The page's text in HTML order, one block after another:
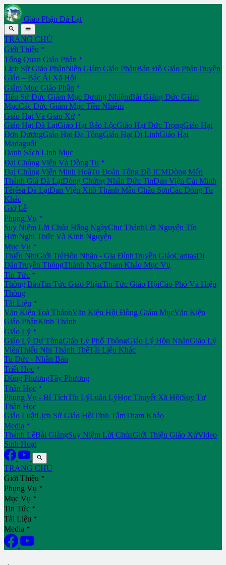
Giáo Phận Đà Lạt
 
TRANG CHỦ
Giới Thiệu 
Tổng Quan Giáo Phận 
Lịch Sử Giáo PhậnNiên Giám Giáo PhậnBản Đồ Giáo PhậnTruyền
Giáo – Bác Ái Xã Hội
Giám Mục Giáo Phận 
Tiểu Sử Đức Giám Mục Đương NhiệmBài Giảng Đức Giám
MụcCác Đức Giám Mục Tiền Nhiệm
Giáo Hạt Và Giáo Xứ 
Giáo Hạt Đà LạtGiáo Hạt Bảo LộcGiáo Hạt Đức TrọngGiáo Hạt
Đơn DươngGiáo Hạt Đạ TôngGiáo Hạt Di LinhGiáo Hạt
Madaguôi
Danh Sách Linh Mục
Đại Chủng Viện Và Dòng Tu 
Đại Chủng Viện Minh HoàTu Đoàn Tông Đồ ICMDòng Mến
Thánh Giá Đà LạtDòng Chứng Nhân Đức TinĐan Viện Cát Minh
Têrêsa Đà LạtĐan Viện Xitô Thánh Mẫu Châu SơnCác Dòng Tu
Khác
Giờ Lễ
Phụng Vụ 
Suy Niệm Lời Chúa Hằng NgàyChư ThánhLời Nguyện Tín
HữuNghi Thức Và Kinh Nguyện
Mục Vụ 
Thiếu NhiGiới TrẻHôn Nhân - Gia ĐìnhTruyền GiáoCaritasDi
DânTruyền ThôngThánh NhạcTham Khảo Mục Vụ
Tin Tức 
Thông BáoTin Tức Giáo PhậnTin Tức Giáo HộiCáo Phó Và Hiệp
Thông
Tài Liệu 
Văn Kiện Toà ThánhVăn Kiện Hội Đồng Giám MụcVăn Kiện
Giáo PhậnKinh Thánh
Giáo Lý 
Giáo Lý Dự TòngGiáo Lý Phổ ThôngGiáo Lý Hôn NhânGiáo Lý
ViênThiếu Nhi Thánh ThểTài Liệu Khác
Tu Đức - Nhân Bản
Triết Học 
Đông PhươngTây Phương
Thần Học 
Phụng Vụ - Bí TíchTín LýLuân LýHọc Thuyết Xã HộiSuy Tư
Thần Học
Giáo LuậtLịch Sử Giáo HộiTĩnh TâmTham Khảo
Media 
Thánh LễBài GiảngSuy Niệm Lời ChúaGiới Thiệu Giáo XứVideo
Sinh Hoạt

TRANG CHỦ
Giới Thiệu 
Phụng Vụ 
Mục Vụ 
Tin Tức 
Tài Liệu 
Media 